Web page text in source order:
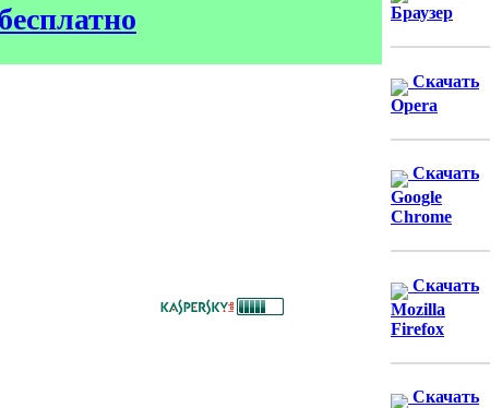
Браузер
Скачать
Opera
Скачать
Google
Chrome
Скачать
Mozilla
Firefox
Скачать